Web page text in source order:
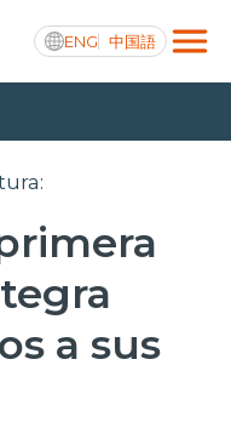
ENG 中国語
a sus